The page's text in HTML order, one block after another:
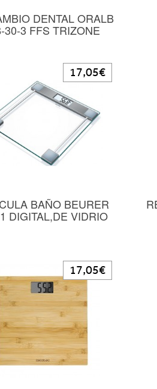
DENTAL ORALB
30-3 FFS TRIZONE
BAÑO BEURER
DIGITAL,DE VIDRIO
17,05€
17,05€